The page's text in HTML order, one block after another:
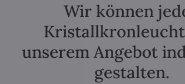
Wir können
unserem Angebot
gestalten.